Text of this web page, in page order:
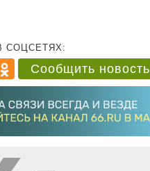
СОЦСЕТЯХ:
Сообщить новость